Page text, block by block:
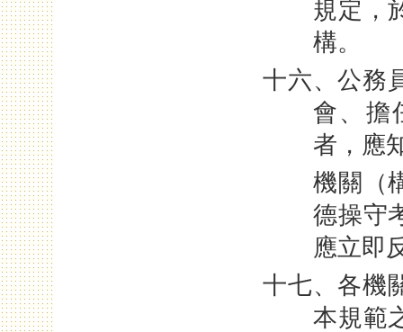
規定，
構。
十六、公務
會、擔
者，應
機關（
德操守
應立即
十七、各機
本規範